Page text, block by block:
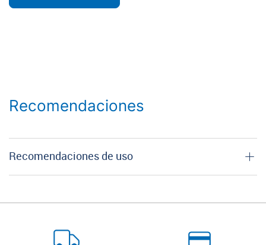
Recomendaciones
Recomendaciones de uso